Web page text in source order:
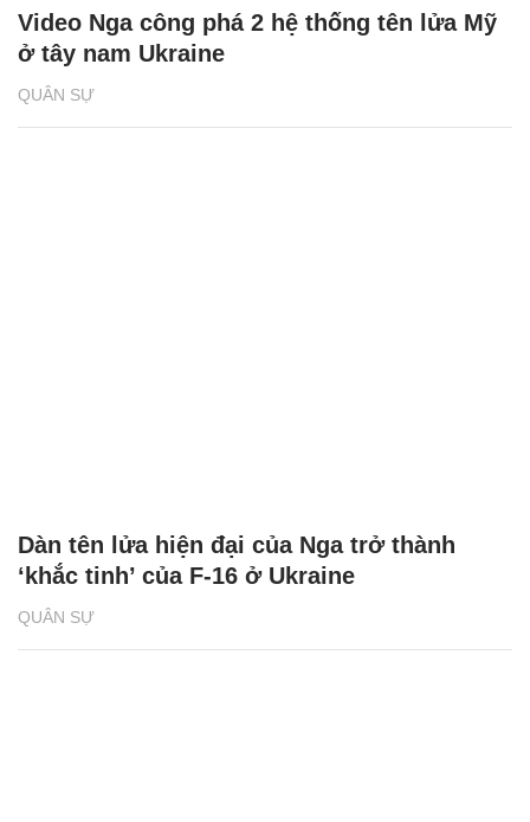
QUÂN SỰ
Video Nga công phá 2 hệ thống tên lửa Mỹ
ở tây nam Ukraine
QUÂN SỰ
Dàn tên lửa hiện đại của Nga trở thành
‘khắc tinh’ của F-16 ở Ukraine